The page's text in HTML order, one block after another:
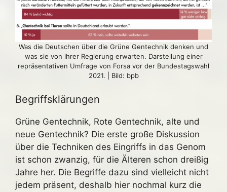
Was die Deutschen über die Grüne Gentechnik denken und
was sie von ihrer Regierung erwarten. Darstellung einer
repräsentativen Umfrage von Forsa vor der Bundestagswahl
2021. | Bild: bpb
Begriffsklärungen
Grüne Gentechnik, Rote Gentechnik, alte und
neue Gentechnik? Die erste große Diskussion
über die Techniken des Eingriffs in das Genom
ist schon zwanzig, für die Älteren schon dreißig
Jahre her. Die Begriffe dazu sind vielleicht nicht
jedem präsent, deshalb hier nochmal kurz die